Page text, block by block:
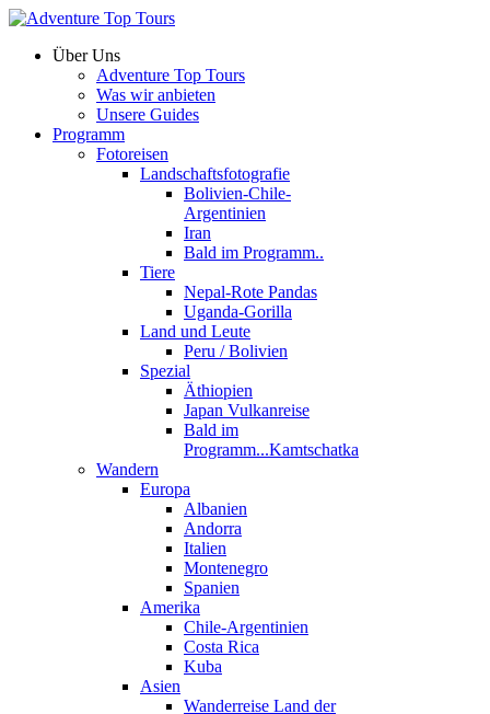
Über Uns
Adventure Top Tours
Was wir anbieten
Unsere Guides
Programm
Fotoreisen
Landschaftsfotografie
Bolivien-Chile-
Argentinien
Iran
Bald im Programm..
Tiere
Nepal-Rote Pandas
Uganda-Gorilla
Land und Leute
Peru / Bolivien
Spezial
Äthiopien
Japan Vulkanreise
Bald im
Programm...Kamtschatka
Wandern
Europa
Albanien
Andorra
Italien
Montenegro
Spanien
Amerika
Chile-Argentinien
Costa Rica
Kuba
Asien
Wanderreise Land der